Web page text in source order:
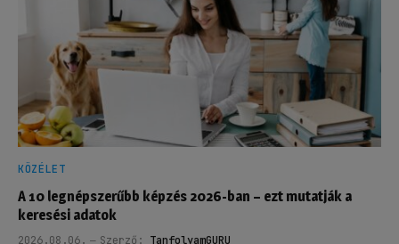
KÖZÉLET
A 10 legnépszerűbb képzés 2026-ban – ezt mutatják a
keresési adatok
2026.08.06. Szerző: TanfolyamGURU